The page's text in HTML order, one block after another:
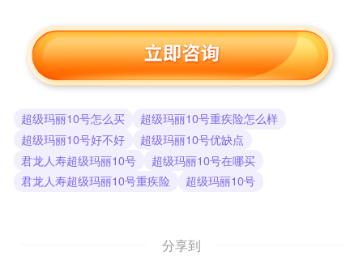
超级玛丽10号怎么买
超级玛丽10号重疾险怎么样
超级玛丽10号好不好
超级玛丽10号优缺点
君龙人寿超级玛丽10号
超级玛丽10号在哪买
君龙人寿超级玛丽10号重疾险
超级玛丽10号
分享到